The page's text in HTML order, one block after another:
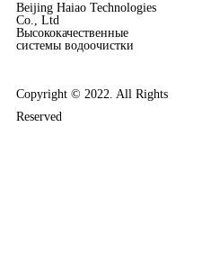
Beijing Haiao Technologies
Co., Ltd
Высококачественные
системы водоочистки
Copyright © 2022. All Rights
Reserved